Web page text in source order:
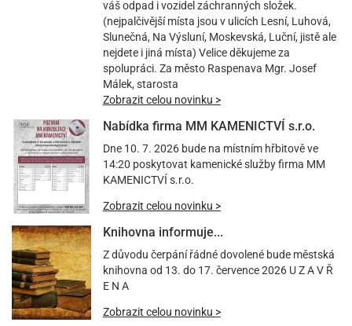
váš odpad i vozidel záchranných složek.
(nejpalčivější místa jsou v ulicích Lesní, Luhová,
Slunečná, Na Výsluní, Moskevská, Luční, jistě ale
nejdete i jiná místa) Velice děkujeme za
spolupráci. Za město Raspenava Mgr. Josef
Málek, starosta
Zobrazit celou novinku >
Nabídka firma MM KAMENICTVÍ s.r.o.
Dne 10. 7. 2026 bude na místním hřbitově ve
14:20 poskytovat kamenické služby firma MM
KAMENICTVÍ s.r.o.
Zobrazit celou novinku >
Knihovna informuje...
Z důvodu čerpání řádné dovolené bude městská
knihovna od 13. do 17. července 2026 U Z A V Ř
E N A
Zobrazit celou novinku >